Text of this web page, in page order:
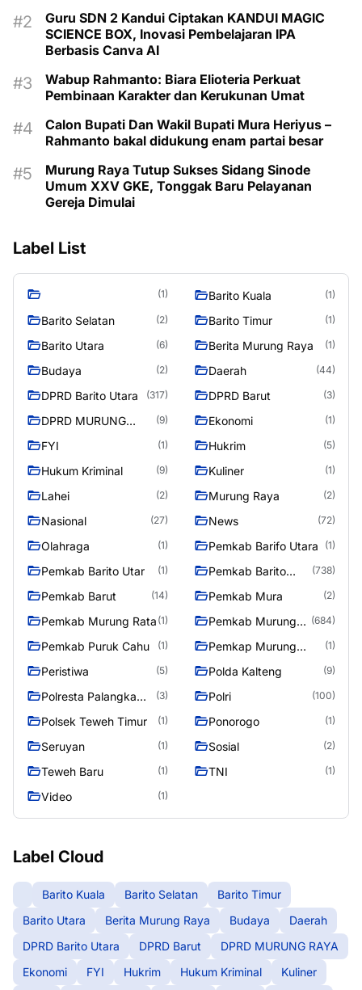
Guru SDN 2 Kandui Ciptakan KANDUI MAGIC
SCIENCE BOX, Inovasi Pembelajaran IPA
Berbasis Canva AI
Wabup Rahmanto: Biara Elioteria Perkuat
Pembinaan Karakter dan Kerukunan Umat
Calon Bupati Dan Wakil Bupati Mura Heriyus –
Rahmanto bakal didukung enam partai besar
Murung Raya Tutup Sukses Sidang Sinode
Umum XXV GKE, Tonggak Baru Pelayanan
Gereja Dimulai
Label List
(1) Barito Kuala (1)
Barito Selatan (2) Barito Timur (1)
Barito Utara (6) Berita Murung Raya (1)
Budaya (2) Daerah (44)
DPRD Barito Utara (317) DPRD Barut (3)
DPRD MURUNG
(9) Ekonomi (1)
FYI (1) Hukrim (5)
Hukum Kriminal (9) Kuliner (1)
Lahei (2) Murung Raya (2)
Nasional (27) News (72)
Olahraga (1) Pemkab Barifo Utara (1)
Pemkab Barito Utar (1)
Pemkab Barito
(738)
Pemkab Barut (14) Pemkab Mura (2)
Pemkab Murung Rata (1)
Pemkab Murung
(684)
Pemkab Puruk Cahu (1)
Pemkap Murung
(1)
Peristiwa (5) Polda Kalteng (9)
Polresta Palangka
(3) Polri (100)
Polsek Teweh Timur (1) Ponorogo (1)
Seruyan (1) Sosial (2)
Teweh Baru (1) TNI (1)
Video (1)
Label Cloud
Barito Kuala Barito Selatan
Barito Timur
Barito Utara
Berita Murung Raya Budaya
Daerah
DPRD Barito Utara
DPRD Barut
DPRD MURUNG RAYA
Ekonomi
FYI Hukrim Hukum Kriminal
Kuliner